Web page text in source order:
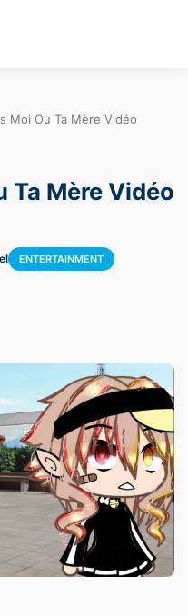
Moi Ou Ta Mère Vidéo
Ta Mère Vidéo
ENTERTAINMENT